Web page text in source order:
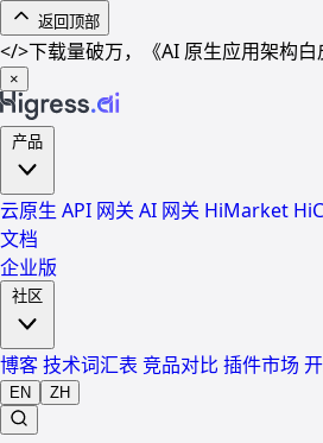
返回顶部
</>下载量破万，《AI 原生应用架构
×
云原生 API 网关 AI 网关 HiMarket
文档
企业版
博客技术词汇表 竞品对比 插件市场
EN ZH